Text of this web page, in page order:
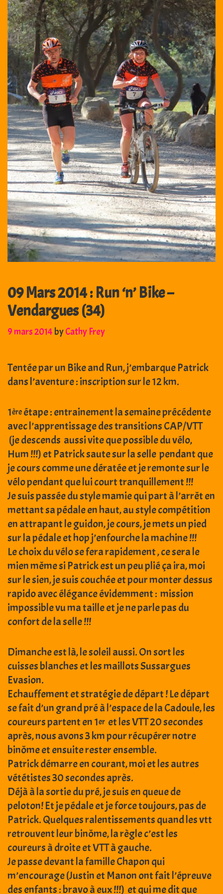
09 Mars 2014 : Run ‘n’ Bike –
Vendargues (34)
9 mars 2014 byCathy Frey
Tentée par un Bike and Run, j’embarque Patrick
dans l’aventure : inscription sur le 12 km.
1èreétape : entrainement la semaine précédente
avec l’apprentissage des transitions CAP/VTT
(je descends aussi vite que possible du vélo,
Hum !!!) et Patrick saute sur la selle pendant que
je cours comme une dératée et je remonte sur le
vélo pendant que lui court tranquillement !!!
Je suis passée du style mamie qui part à l’arrêt en
mettant sa pédale en haut, au style compétition
en attrapant le guidon, je cours, je mets un pied
sur la pédale et hop j’enfourche la machine !!!
Le choix du vélo se fera rapidement , ce sera le
mien même si Patrick est un peu plié ça ira, moi
sur le sien, je suis couchée et pour monter dessus
rapido avec élégance évidemment : mission
impossible vu ma taille et je ne parle pas du
confort de la selle !!!
Dimanche est là, le soleil aussi. On sort les
cuisses blanches et les maillots Sussargues
Evasion.
Echauffement et stratégie de départ ! Le départ
se fait d’un grand pré à l’espace de la Cadoule, les
coureurs partent en 1er et les VTT 20 secondes
après, nous avons 3 km pour récupérer notre
binôme et ensuite rester ensemble.
Patrick démarre en courant, moi et les autres
vététistes 30 secondes après.
Déjà à la sortie du pré, je suis en queue de
peloton! Et je pédale et je force toujours, pas de
Patrick. Quelques ralentissements quand les vtt
retrouvent leur binôme, la règle c’est les
coureurs à droite et VTT à gauche.
Je passe devant la famille Chapon qui
m’encourage (Justin et Manon ont fait l’épreuve
des enfants : bravo à eux !!!) et qui me dit que